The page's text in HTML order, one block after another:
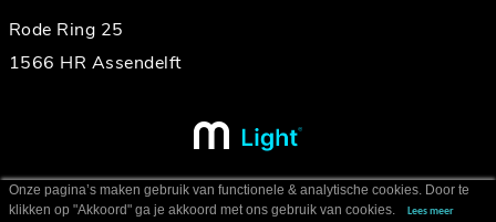
Rode Ring 25
1566 HR Assendelft
Onze pagina’s maken gebruik van functionele & analytische cookies. Door te
klikken op "Akkoord" ga je akkoord met ons gebruik van cookies.
Lees meer